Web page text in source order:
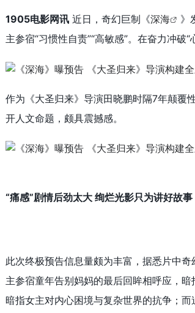
1905电影网讯 近日，奇幻巨制《深海
》
主参宿“习惯性自责”“高敏感”。在奋力冲破
作为《大圣归来》导演田晓鹏时隔7年颠覆
开人文命题，颇具震撼感。
“痛感”剧情后劲太大 绚烂光影只为讲好故事
此次终极预告信息量颇为丰富，据悉片中
主参宿童年告别妈妈的最后回眸相呼应，暗
暗指女主对内心困境与复杂世界的抗争；